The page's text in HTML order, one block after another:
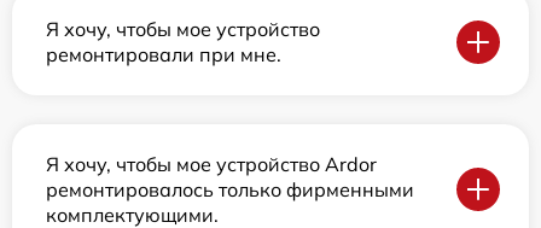
Я хочу, чтобы мое устройство
ремонтировали при мне.
Я хочу, чтобы мое устройство Ardor
ремонтировалось только фирменными
комплектующими.